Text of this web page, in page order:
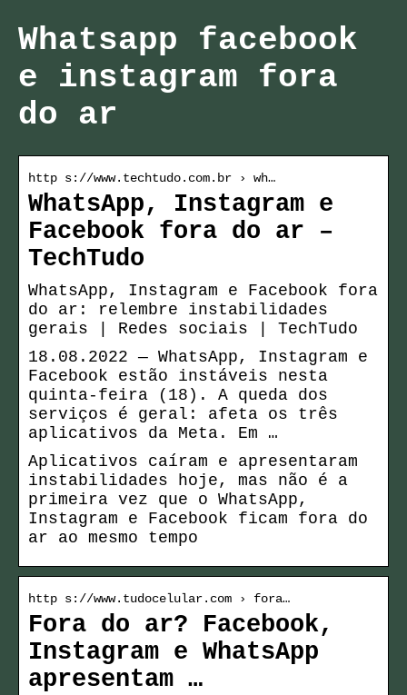
Whatsapp facebook
e instagram fora
do ar
http s://www.techtudo.com.br › wh…
WhatsApp, Instagram e
Facebook fora do ar –
TechTudo
WhatsApp, Instagram e Facebook fora
do ar: relembre instabilidades
gerais | Redes sociais | TechTudo
18.08.2022 — WhatsApp, Instagram e
Facebook estão instáveis nesta
quinta-feira (18). A queda dos
serviços é geral: afeta os três
aplicativos da Meta. Em …
Aplicativos caíram e apresentaram
instabilidades hoje, mas não é a
primeira vez que o WhatsApp,
Instagram e Facebook ficam fora do
ar ao mesmo tempo
http s://www.tudocelular.com › fora…
Fora do ar? Facebook,
Instagram e WhatsApp
apresentam …